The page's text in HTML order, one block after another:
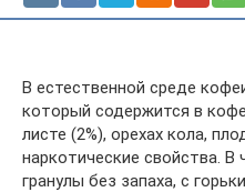
В естественной среде
который содержится в
листе (2%), орехах кола,
наркотические свойства.
гранулы без запаха, с